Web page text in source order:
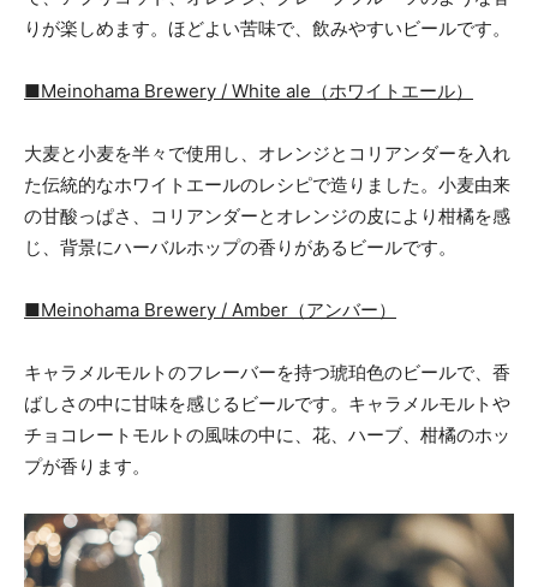
りが楽しめます。ほどよい苦味で、飲みやすいビールです。
■Meinohama Brewery / White ale（ホワイトエール）
大麦と小麦を半々で使用し、オレンジとコリアンダーを入れ
た伝統的なホワイトエールのレシピで造りました。小麦由来
の甘酸っぱさ、コリアンダーとオレンジの皮により柑橘を感
じ、背景にハーバルホップの香りがあるビールです。
■Meinohama Brewery / Amber（アンバー）
キャラメルモルトのフレーバーを持つ琥珀色のビールで、香
ばしさの中に甘味を感じるビールです。キャラメルモルトや
チョコレートモルトの風味の中に、花、ハーブ、柑橘のホッ
プが香ります。